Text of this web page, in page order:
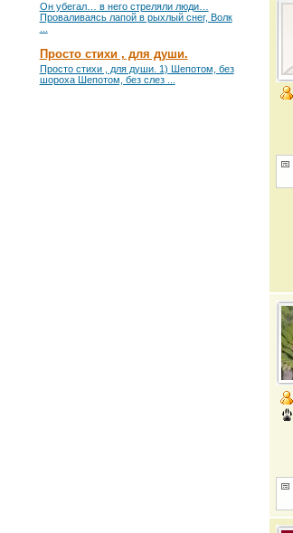
Он убегал… в него стреляли люди…
Проваливаясь лапой в рыхлый снег, Волк
Просто стихи , для души.
Просто стихи , для души. 1) Шепотом, без
шороха Шепотом, без слез ...